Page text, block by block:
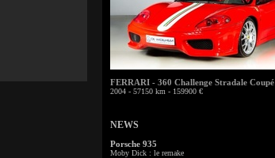
FERRARI - 360 Challenge Stradale Coupé
2004 - 57150 km - 159900 €
NEWS
Porsche 935
Moby Dick : le remake